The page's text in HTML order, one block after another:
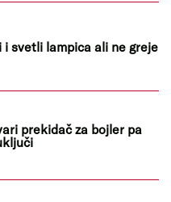
i svetli lampica ali ne greje
prekidač za bojler pa